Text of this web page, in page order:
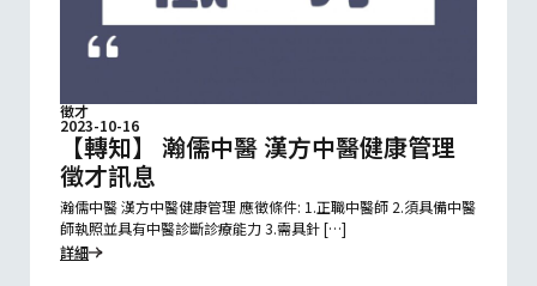
徵才
2023-10-16
【轉知】 瀚儒中醫 漢方中醫健康管理
徵才訊息
瀚儒中醫 漢方中醫健康管理 應徵條件: 1.正職中醫師 2.須具備中醫
師執照並具有中醫診斷診療能力 3.需具針 […]
詳細